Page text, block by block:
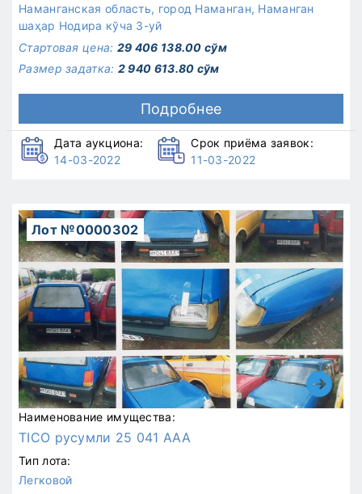
Наманганская область, город Наманган, Наманган
шаҳар Нодира кўча 3-уй
Стартовая цена: 29 406 138.00 сўм
Размер задатка: 2 940 613.80 сўм
Подробнее
Дата аукциона:
14-03-2022
Срок приёма заявок:
11-03-2022
Лот №0000302
Наименование имущества:
TICO русумли 25 041 ААА
Тип лота:
Легковой